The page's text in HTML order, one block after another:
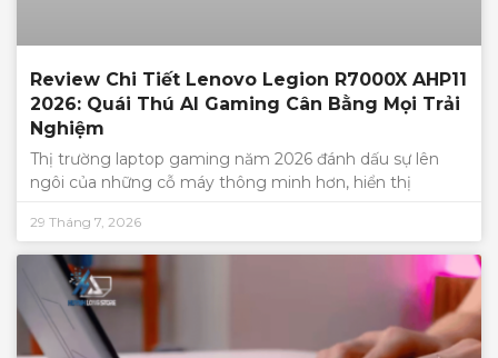
Review Chi Tiết Lenovo Legion R7000X AHP11
2026: Quái Thú AI Gaming Cân Bằng Mọi Trải
Nghiệm
Thị trường laptop gaming năm 2026 đánh dấu sự lên
ngôi của những cỗ máy thông minh hơn, hiển thị
29 Tháng 7, 2026